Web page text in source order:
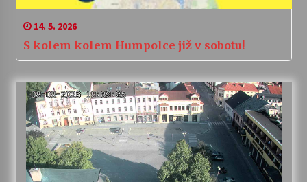
14. 5. 2026
S kolem kolem Humpolce již v sobotu!